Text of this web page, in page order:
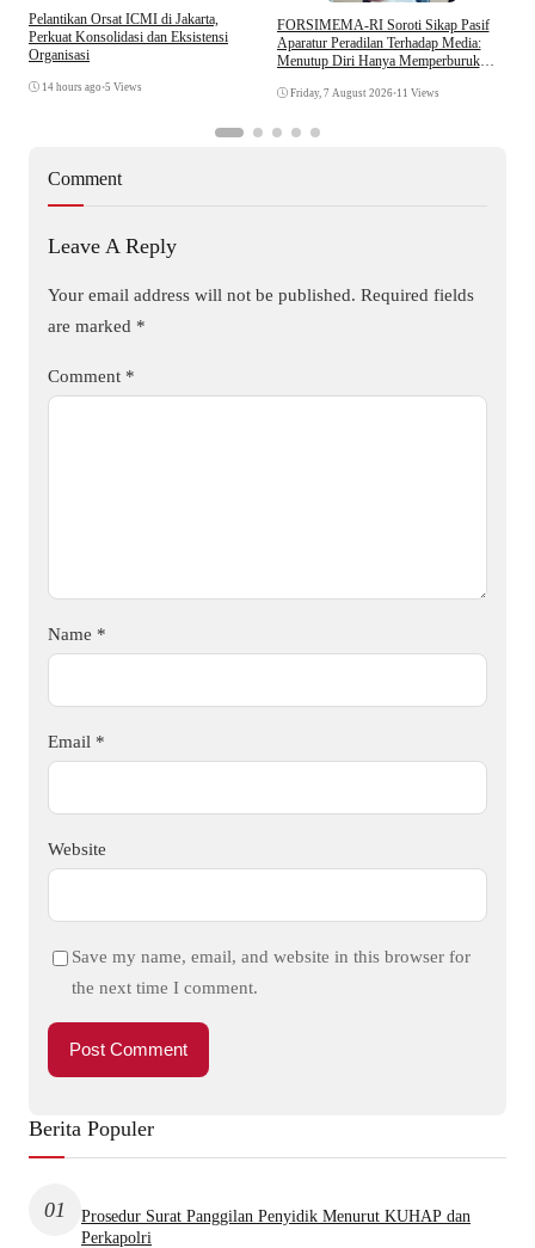
Pelantikan Orsat ICMI di Jakarta,
Perkuat Konsolidasi dan Eksistensi
Organisasi
14 hours ago •5 Views
​FORSIMEMA-RI Soroti Sikap Pasif
Aparatur Peradilan Terhadap Media:
Menutup Diri Hanya Memperburuk
Friday, 7 August 2026•11 Views
Comment
Leave A Reply
Your email address will not be published. Required fields
are marked *
Comment *
Name *
Email *
Website
Save my name, email, and website in this browser for
the next time I comment.
Berita Populer
01
Prosedur Surat Panggilan Penyidik Menurut KUHAP dan
Perkapolri